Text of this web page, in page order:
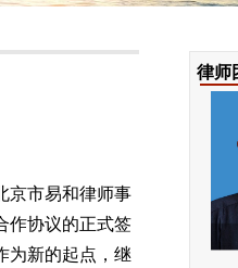
律师
京市易和律师事
作协议的正式签
为新的起点，继